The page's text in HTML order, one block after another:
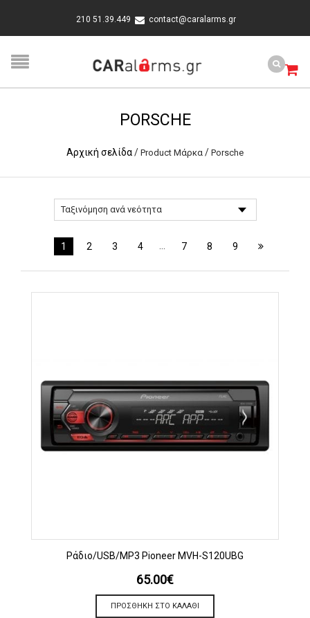
210 51.39.449 contact@caralarms.gr
PORSCHE
Αρχική σελίδα/ Product Μάρκα / Porsche
1 2 3 4 7 8 9
Ράδιο/USB/MP3 Pioneer MVH-S120UBG
65.00€
ΠΡΟΣΘΉΚΗ ΣΤΟ ΚΑΛΆΘΙ